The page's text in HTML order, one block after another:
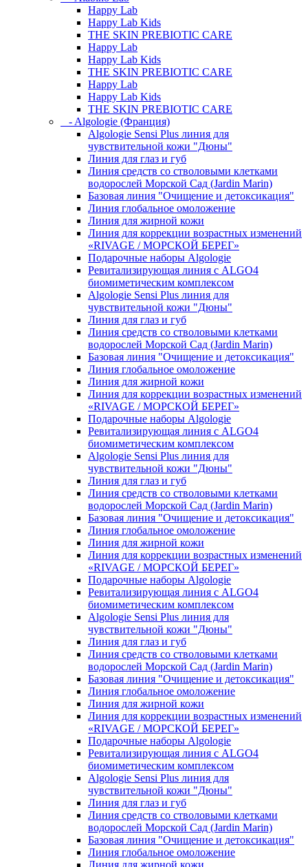
Happy Lab
Happy Lab Kids
THE SKIN PREBIOTIC CARE
Happy Lab
Happy Lab Kids
THE SKIN PREBIOTIC CARE
Happy Lab
Happy Lab Kids
THE SKIN PREBIOTIC CARE
- Algologie (Франция)
Algologie Sensi Plus линия для
чувcтвительной кожи "Дюны"
Линия для глаз и губ
Линия средств со стволовыми клетками
водорослей Морской Сад (Jardin Marin)
Базовая линия "Очищение и детоксикация"
Линия глобальное омоложение
Линия для жирной кожи
Линия для коррекции возрастных изменений
«RIVAGE / МОРСКОЙ БЕРЕГ»
Подарочные наборы Algologie
Ревитализирующая линия с ALGO4
биомиметическим комплексом
Algologie Sensi Plus линия для
чувcтвительной кожи "Дюны"
Линия для глаз и губ
Линия средств со стволовыми клетками
водорослей Морской Сад (Jardin Marin)
Базовая линия "Очищение и детоксикация"
Линия глобальное омоложение
Линия для жирной кожи
Линия для коррекции возрастных изменений
«RIVAGE / МОРСКОЙ БЕРЕГ»
Подарочные наборы Algologie
Ревитализирующая линия с ALGO4
биомиметическим комплексом
Algologie Sensi Plus линия для
чувcтвительной кожи "Дюны"
Линия для глаз и губ
Линия средств со стволовыми клетками
водорослей Морской Сад (Jardin Marin)
Базовая линия "Очищение и детоксикация"
Линия глобальное омоложение
Линия для жирной кожи
Линия для коррекции возрастных изменений
«RIVAGE / МОРСКОЙ БЕРЕГ»
Подарочные наборы Algologie
Ревитализирующая линия с ALGO4
биомиметическим комплексом
Algologie Sensi Plus линия для
чувcтвительной кожи "Дюны"
Линия для глаз и губ
Линия средств со стволовыми клетками
водорослей Морской Сад (Jardin Marin)
Базовая линия "Очищение и детоксикация"
Линия глобальное омоложение
Линия для жирной кожи
Линия для коррекции возрастных изменений
«RIVAGE / МОРСКОЙ БЕРЕГ»
Подарочные наборы Algologie
Ревитализирующая линия с ALGO4
биомиметическим комплексом
Algologie Sensi Plus линия для
чувcтвительной кожи "Дюны"
Линия для глаз и губ
Линия средств со стволовыми клетками
водорослей Морской Сад (Jardin Marin)
Базовая линия "Очищение и детоксикация"
Линия глобальное омоложение
Линия для жирной кожи